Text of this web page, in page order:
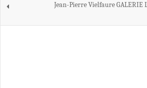
Jean-Pierre Vielfaure GALERIE